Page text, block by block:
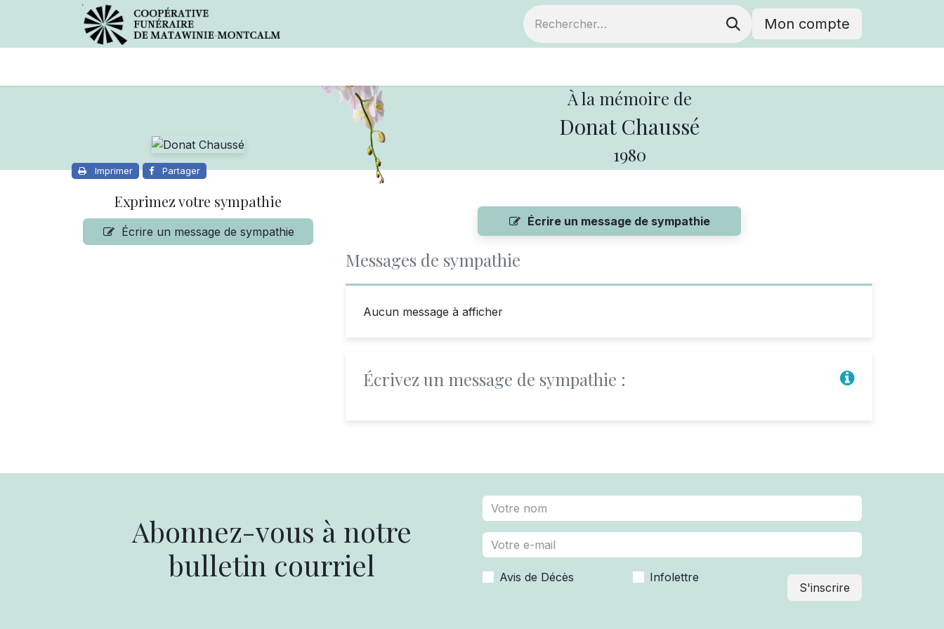
Mon compte
À la mémoire de
Donat Chaussé
1980
Imprimer Partager
Exprimez votre sympathie
Écrire un message de sympathie
Écrire un message de sympathie
Messages de sympathie
Aucun message à afficher
Écrivez un message de sympathie :
Abonnez-vous à notre
bulletin courriel
Avis de Décès Infolettre
S'inscrire